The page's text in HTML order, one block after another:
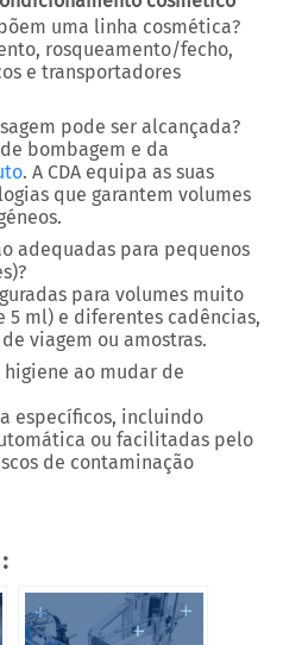
uma linha cosmética?
rosqueamento/fecho,
e transportadores
pode ser alcançada?
bombagem e da
. A CDA equipa as suas
que garantem volumes
adequadas para pequenos
para volumes muito
5 ml) e diferentes cadências,
viagem ou amostras.
ao mudar de
específicos, incluindo
ou facilitadas pelo
de contaminação